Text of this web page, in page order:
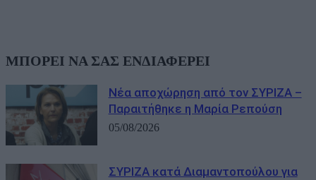
ΜΠΟΡΕΙ ΝΑ ΣΑΣ ΕΝΔΙΑΦΕΡΕΙ
Νέα αποχώρηση από τον ΣΥΡΙΖΑ –
Παραιτήθηκε η Μαρία Ρεπούση
05/08/2026
ΣΥΡΙΖΑ κατά Διαμαντοπούλου για